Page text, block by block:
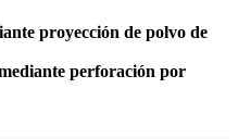
proyección de polvo de
perforación por